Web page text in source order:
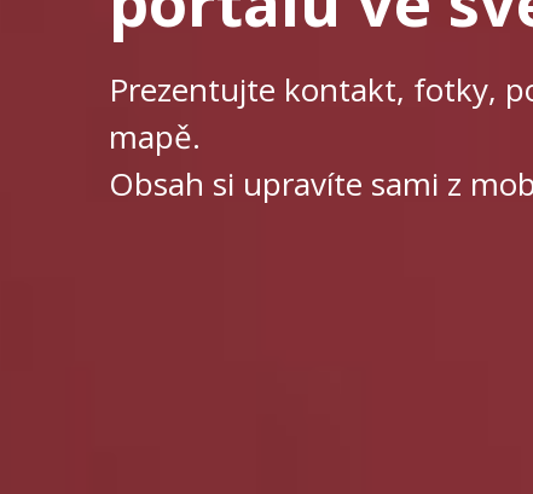
Prezentujte kontakt, fotky,
mapě.
Obsah si upravíte sami z